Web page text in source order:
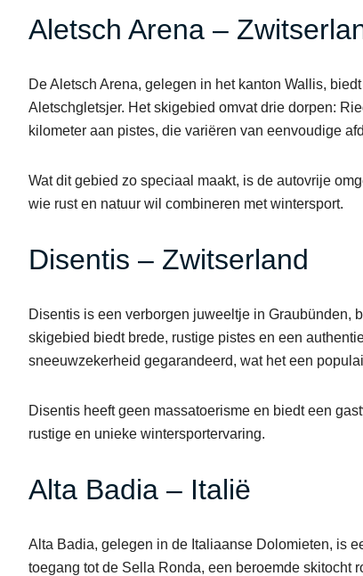
Aletsch Arena –
De Aletsch Arena, gelegen in het kanton Wallis,
Aletschgletsjer. Het skigebied omvat drie dorpen:
kilometer aan pistes, die variëren van eenvoudige
Wat dit gebied zo speciaal maakt, is de autovrije
wie rust en natuur wil combineren met wintersport.
Disentis – Zwitserland
Disentis is een verborgen juweeltje in Graubünden,
skigebied biedt brede, rustige pistes en een
sneeuwzekerheid gegarandeerd, wat het een
Disentis heeft geen massatoerisme en biedt een
rustige en unieke wintersportervaring.
Alta Badia – Italië
Alta Badia, gelegen in de Italiaanse Dolomieten, is
toegang tot de Sella Ronda, een beroemde skitocht